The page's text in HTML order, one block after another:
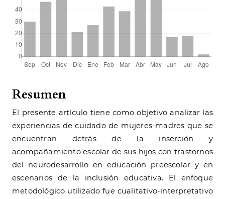
Resumen
El presente artículo tiene como objetivo analizar las
experiencias de cuidado de mujeres-madres que se
encuentran detrás de la inserción y
acompañamiento escolar de sus hijos con trastornos
del neurodesarrollo en educación preescolar y en
escenarios de la inclusión educativa. El enfoque
metodológico utilizado fue cualitativo-interpretativo